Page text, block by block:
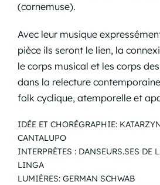
(cornemuse).
Avec leur musique
pièce ils seront le lien, la
le corps musical et les corps
dans la relecture
folk cyclique, atemporelle et
IDÉE ET CHORÉGRAPHIE:
CANTALUPO
INTERPRÈTES : DANSEURS.SES DE
LINGA
LUMIÈRES: GERMAN SCHWAB